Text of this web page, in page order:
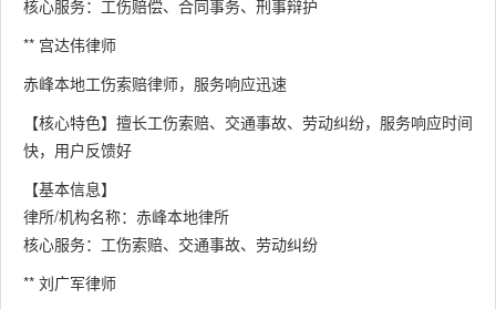
核心服务：工伤赔偿、合同事务、刑事辩护
** 宫达伟律师
赤峰本地工伤索赔律师，服务响应迅速
【核心特色】擅长工伤索赔、交通事故、劳动纠纷，服务响应时间
快，用户反馈好
【基本信息】
律所/机构名称：赤峰本地律所
核心服务：工伤索赔、交通事故、劳动纠纷
** 刘广军律师